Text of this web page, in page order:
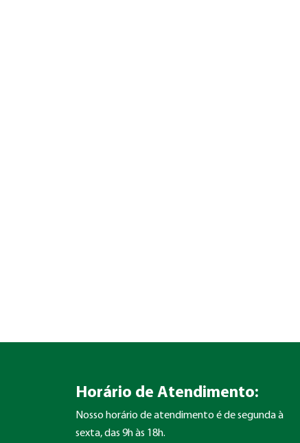
Horário de Atendimento:
Nosso horário de atendimento é de segunda à
sexta, das 9h às 18h.